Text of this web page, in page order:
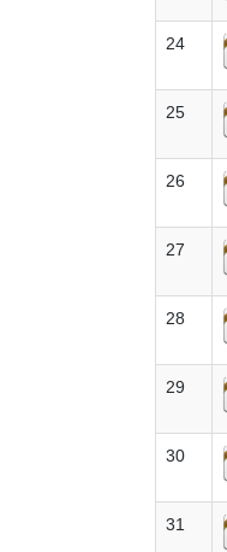
24
25
26
27
28
29
30
31